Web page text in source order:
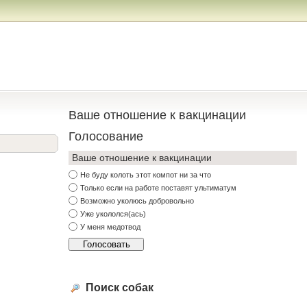
Ваше отношение к вакцинации
Голосование
Ваше отношение к вакцинации
Не буду колоть этот компот ни за что
Только если на работе поставят ультиматум
Возможно уколюсь добровольно
Уже укололся(ась)
У меня медотвод
Поиск собак